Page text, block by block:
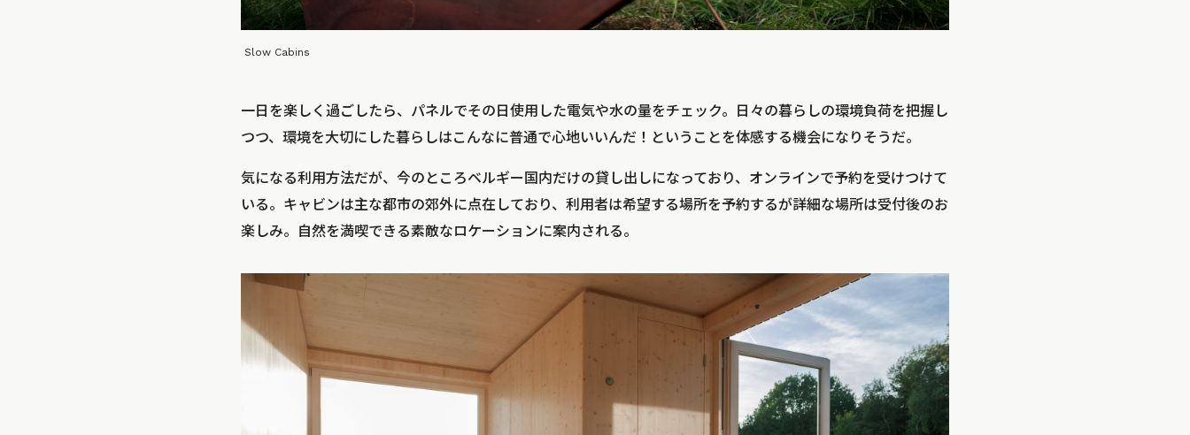
Slow Cabins
一日を楽しく過ごしたら、パネルでその日使用した電気や水の量をチェック。日々の暮らしの環境負荷を把握し
つつ、環境を大切にした暮らしはこんなに普通で心地いいんだ！ということを体感する機会になりそうだ。
気になる利用方法だが、今のところベルギー国内だけの貸し出しになっており、オンラインで予約を受けつけて
いる。キャビンは主な都市の郊外に点在しており、利用者は希望する場所を予約するが詳細な場所は受付後のお
楽しみ。自然を満喫できる素敵なロケーションに案内される。